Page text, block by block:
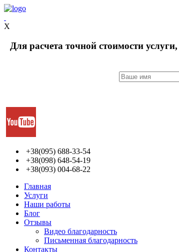
X
Для расчета точной стоимости
+38(095) 688-33-54
+38(098) 648-54-19
+38(093) 004-68-22
Главная
Услуги
Наши работы
Блог
Отзывы
Видео благодарность
Письменная благодарность
Контакты